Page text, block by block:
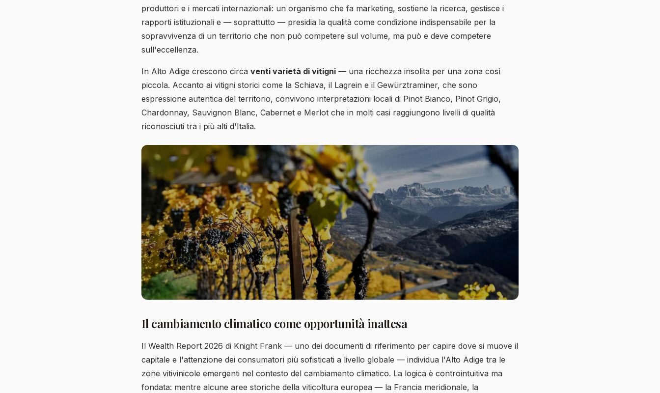
produttori e i mercati internazionali: un organismo che fa marketing, sostiene la ricerca, gestisce i
rapporti istituzionali e — soprattutto — presidia la qualità come condizione indispensabile per la
sopravvivenza di un territorio che non può competere sul volume, ma può e deve competere
sull'eccellenza.
In Alto Adige crescono circa venti varietà di vitigni — una ricchezza insolita per una zona così
piccola. Accanto ai vitigni storici come la Schiava, il Lagrein e il Gewürztraminer, che sono
espressione autentica del territorio, convivono interpretazioni locali di Pinot Bianco, Pinot Grigio,
Chardonnay, Sauvignon Blanc, Cabernet e Merlot che in molti casi raggiungono livelli di qualità
riconosciuti tra i più alti d'Italia.
Il cambiamento climatico come opportunità inattesa
Il Wealth Report 2026 di Knight Frank — uno dei documenti di riferimento per capire dove si muove il
capitale e l'attenzione dei consumatori più sofisticati a livello globale — individua l'Alto Adige tra le
zone vitivinicole emergenti nel contesto del cambiamento climatico. La logica è controintuitiva ma
fondata: mentre alcune aree storiche della viticoltura europea — la Francia meridionale, la